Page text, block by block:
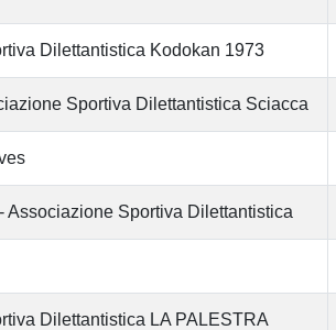
Dilettantistica Kodokan 1973
Sportiva Dilettantistica Sciacca
Associazione Sportiva Dilettantistica
Dilettantistica LA PALESTRA